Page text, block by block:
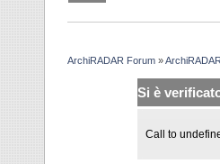
ArchiRADAR Forum »
Si è
Call to